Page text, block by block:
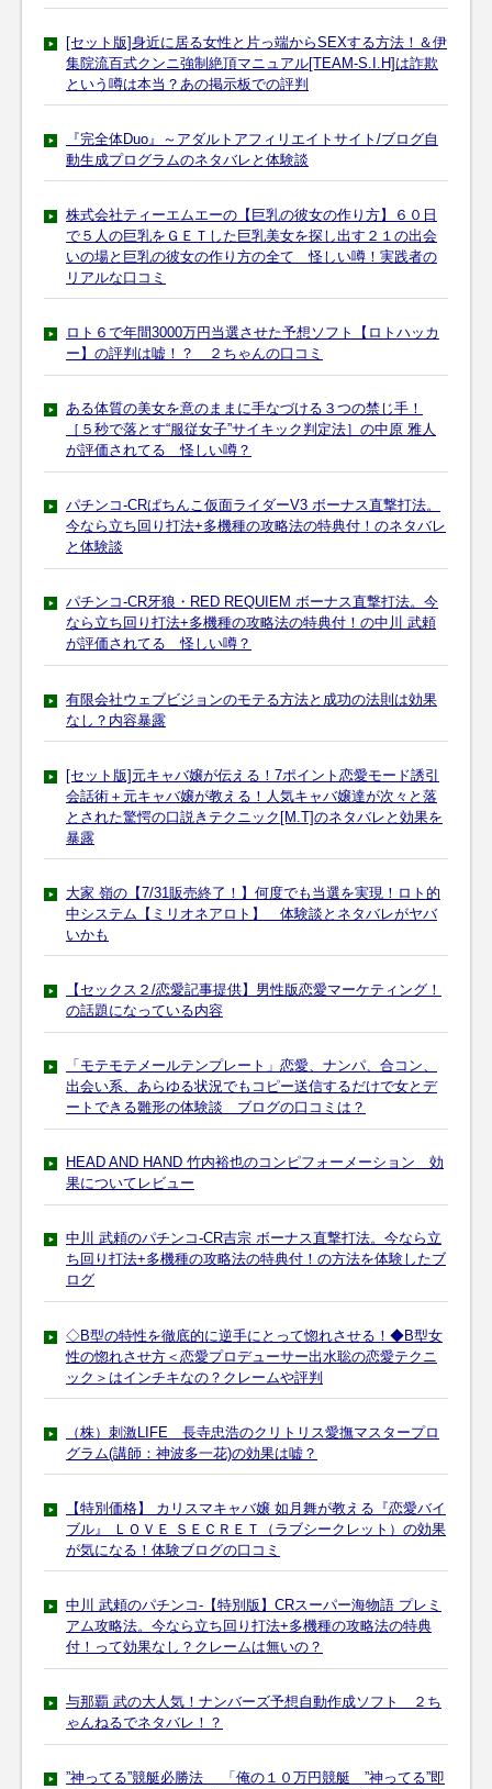
[セット版]身近に居る女性と片っ端からSEXする方法！＆伊
集院流百式クンニ強制絶頂マニュアル[TEAM-S.I.H]は詐欺
という噂は本当？あの掲示板での評判
『完全体Duo』～アダルトアフィリエイトサイト/ブログ自
動生成プログラムのネタバレと体験談
株式会社ティーエムエーの【巨乳の彼女の作り方】６０日
で５人の巨乳をＧＥＴした巨乳美女を探し出す２１の出会
いの場と巨乳の彼女の作り方の全て 怪しい噂！実践者の
リアルな口コミ
ロト６で年間3000万円当選させた予想ソフト【ロトハッカ
ー】の評判は嘘！？ ２ちゃんの口コミ
ある体質の美女を意のままに手なづける３つの禁じ手！
［５秒で落とす“服従女子”サイキック判定法］の中原 雅人
が評価されてる 怪しい噂？
パチンコ-CRぱちんこ仮面ライダーV3 ボーナス直撃打法。
今なら立ち回り打法+多機種の攻略法の特典付！のネタバレ
と体験談
パチンコ-CR牙狼・RED REQUIEM ボーナス直撃打法。今
なら立ち回り打法+多機種の攻略法の特典付！の中川 武頼
が評価されてる 怪しい噂？
有限会社ウェブビジョンのモテる方法と成功の法則は効果
なし？内容暴露
[セット版]元キャバ嬢が伝える！7ポイント恋愛モード誘引
会話術＋元キャバ嬢が教える！人気キャバ嬢達が次々と落
とされた驚愕の口説きテクニック[M.T]のネタバレと効果を
暴露
大家 嶺の【7/31販売終了！】何度でも当選を実現！ロト的
中システム【ミリオネアロト】 体験談とネタバレがヤバ
いかも
【セックス２/恋愛記事提供】男性版恋愛マーケティング！
の話題になっている内容
「モテモテメールテンプレート」恋愛、ナンパ、合コン、
出会い系、あらゆる状況でもコピー送信するだけで女とデ
ートできる雛形の体験談 ブログの口コミは？
HEAD AND HAND 竹内裕也のコンピフォーメーション 効
果についてレビュー
中川 武頼のパチンコ-CR吉宗 ボーナス直撃打法。今なら立
ち回り打法+多機種の攻略法の特典付！の方法を体験したブ
ログ
◇B型の特性を徹底的に逆手にとって惚れさせる！◆B型女
性の惚れさせ方＜恋愛プロデューサー出水聡の恋愛テクニ
ック＞はインチキなの？クレームや評判
（株）刺激LIFE 長寺忠浩のクリトリス愛撫マスタープロ
グラム(講師：神波多一花)の効果は嘘？
【特別価格】 カリスマキャバ嬢 如月舞が教える『恋愛バイ
ブル』 ＬＯＶＥ ＳＥＣＲＥＴ（ラブシークレット）の効果
が気になる！体験ブログの口コミ
中川 武頼のパチンコ-【特別版】CRスーパー海物語 プレミ
アム攻略法。今なら立ち回り打法+多機種の攻略法の特典
付！って効果なし？クレームは無いの？
与那覇 武の大人気！ナンバーズ予想自動作成ソフト ２ち
ゃんねるでネタバレ！？
”神ってる”競艇必勝法 「俺の１０万円競艇 ”神ってる”即